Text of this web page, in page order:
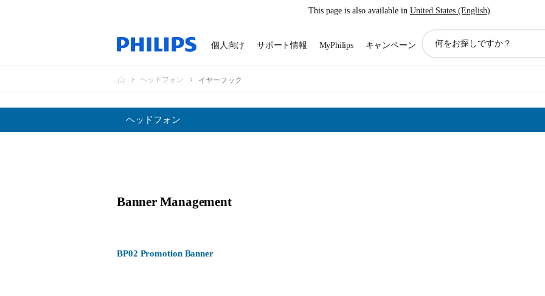
This page is also available in United States (English)
個人向け サポート情報 MyPhilips キャンペーン
ヘッドフォン イヤーフック
ヘッドフォン
Banner Management
BP02 Promotion Banner